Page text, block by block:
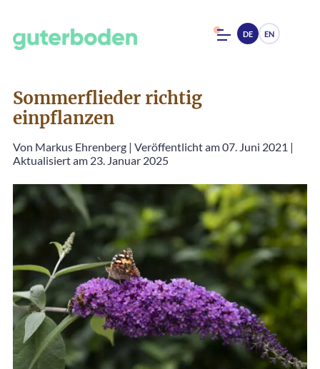
DE EN
Sommerflieder richtig
einpflanzen
Von Markus Ehrenberg | Veröffentlicht am 07. Juni 2021 |
Aktualisiert am 23. Januar 2025